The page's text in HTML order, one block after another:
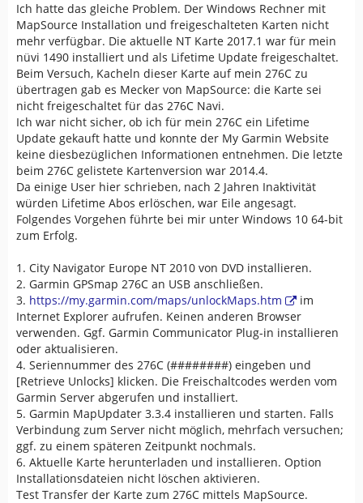
Ich hatte das gleiche Problem. Der Windows Rechner mit
MapSource Installation und freigeschalteten Karten nicht
mehr verfügbar. Die aktuelle NT Karte 2017.1 war für mein
nüvi 1490 installiert und als Lifetime Update freigeschaltet.
Beim Versuch, Kacheln dieser Karte auf mein 276C zu
übertragen gab es Mecker von MapSource: die Karte sei
nicht freigeschaltet für das 276C Navi.
Ich war nicht sicher, ob ich für mein 276C ein Lifetime
Update gekauft hatte und konnte der My Garmin Website
keine diesbezüglichen Informationen entnehmen. Die letzte
beim 276C gelistete Kartenversion war 2014.4.
Da einige User hier schrieben, nach 2 Jahren Inaktivität
würden Lifetime Abos erlöschen, war Eile angesagt.
Folgendes Vorgehen führte bei mir unter Windows 10 64-bit
zum Erfolg.
1. City Navigator Europe NT 2010 von DVD installieren.
2. Garmin GPSmap 276C an USB anschließen.
3. https://my.garmin.com/maps/unlockMaps.htm
im
Internet Explorer aufrufen. Keinen anderen Browser
verwenden. Ggf. Garmin Communicator Plug-in installieren
oder aktualisieren.
4. Seriennummer des 276C (########) eingeben und
[Retrieve Unlocks] klicken. Die Freischaltcodes werden vom
Garmin Server abgerufen und installiert.
5. Garmin MapUpdater 3.3.4 installieren und starten. Falls
Verbindung zum Server nicht möglich, mehrfach versuchen;
ggf. zu einem späteren Zeitpunkt nochmals.
6. Aktuelle Karte herunterladen und installieren. Option
Installationsdateien nicht löschen aktivieren.
Test Transfer der Karte zum 276C mittels MapSource.